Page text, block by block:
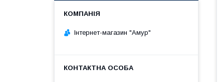
Інтернет-магазин "Амур"